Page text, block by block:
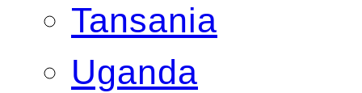
Tansania
Uganda